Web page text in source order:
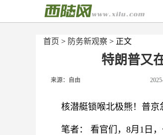
首页 > 防务新观察 > 正文
特朗普又
来源：自由
核潜艇锁喉北极熊！普京
笔者： 看官们，8月1日